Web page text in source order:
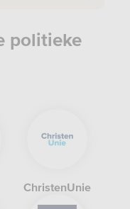
politieke
ChristenUnie